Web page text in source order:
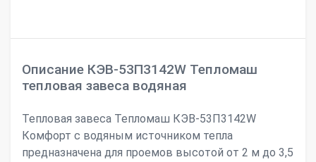
Описание КЭВ-53П3142W Тепломаш
тепловая завеса водяная
Тепловая завеса Тепломаш КЭВ-53П3142W
Комфорт с водяным источником тепла
предназначена для проемов высотой от 2 м до 3,5